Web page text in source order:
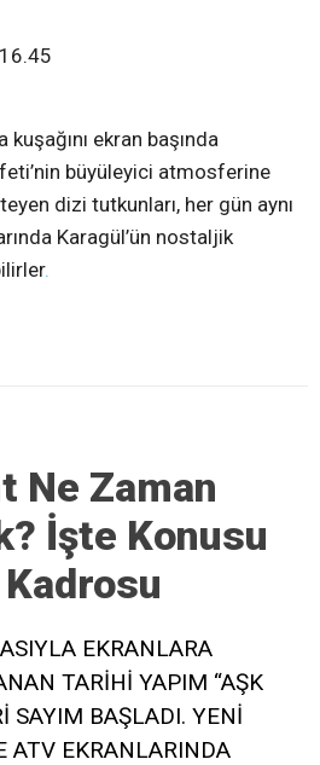
16.45
ekran başında
büyüleyici atmosferine
dizi tutkunları, her gün aynı
Karagül’ün nostaljik
.
Ne Zaman
İşte Konusu
EKRANLARA
TARİHİ YAPIM “AŞK
SAYIM BAŞLADI. YENİ
ATV EKRANLARINDA